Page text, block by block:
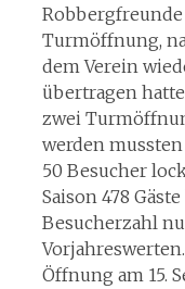
Turmöffnung,
dem Verein
übertragen
zwei
werden
50 Besucher
Saison 478
Besucherzahl
Öffnung am 15.